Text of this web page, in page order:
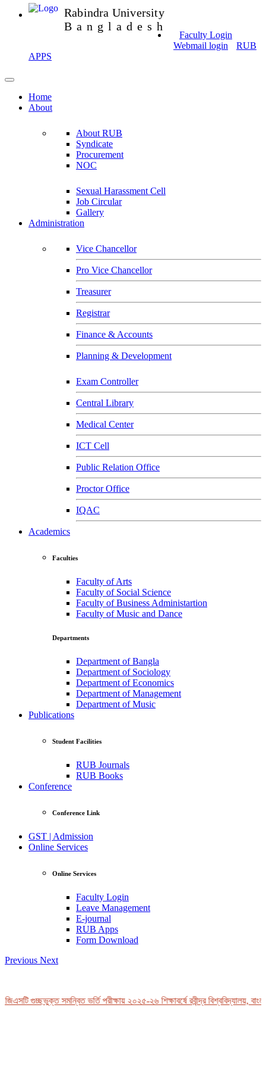
Rabindra University
Bangladesh
Faculty Login
Webmail login
RUB
APPS
Home
About
About RUB
Syndicate
Procurement
NOC
Sexual Harassment Cell
Job Circular
Gallery
Administration
Vice Chancellor
Pro Vice Chancellor
Treasurer
Registrar
Finance & Accounts
Planning & Development
Exam Controller
Central Library
Medical Center
ICT Cell
Public Relation Office
Proctor Office
IQAC
Academics
Faculties
Faculty of Arts
Faculty of Social Science
Faculty of Business Administartion
Faculty of Music and Dance
Departments
Department of Bangla
Department of Sociology
Department of Economics
Department of Management
Department of Music
Publications
Student Facilities
RUB Journals
RUB Books
Conference
Conference Link
GST | Admission
Online Services
Online Services
Faculty Login
Leave Management
E-journal
RUB Apps
Form Download
Previous Next
গুচ্ছভুক্ত সমন্বিত ভর্তি পরীক্ষায় ২০২৫-২৬ শিক্ষাবর্ষে রবীন্দ্র বিশ্ববিদ্যালয়,